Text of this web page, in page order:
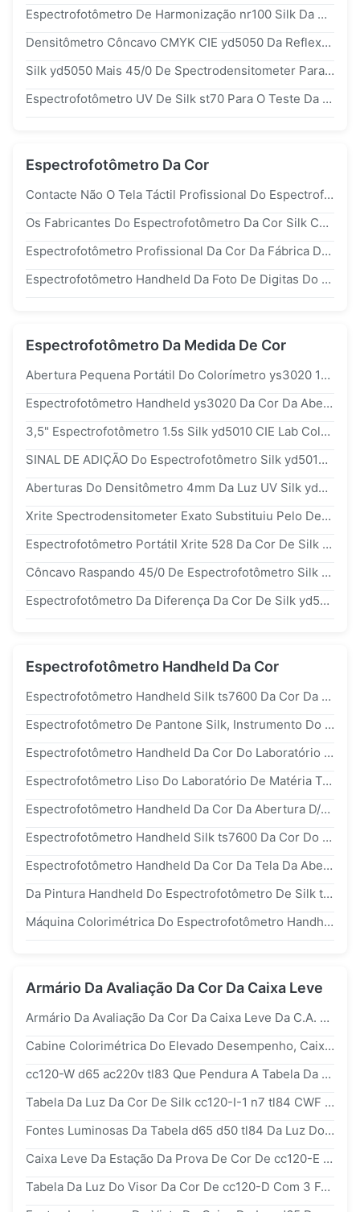
Espectrofotômetro De Harmonização nr100 Silk Da Pintura Da Luz Branca Do Diodo Emissor De Luz Para O Fornecedor Do Distribuidor
Densitômetro Côncavo CMYK CIE yd5050 Da Reflexão Da Cor 700nm Da Raspagem
Silk yd5050 Mais 45/0 De Spectrodensitometer Para A Diferença Da Cor De CIE Lab Delta E E CMYK Similar A Xrite 508 Exatos
Espectrofotômetro UV De Silk st70 Para O Teste Da Cor Do Revestimento De Metal Da Pintura Do Carro
Espectrofotômetro Da Cor
Contacte Não O Tela Táctil Profissional Do Espectrofotômetro Da Cor De Benchtop Para O Alimento
Os Fabricantes Do Espectrofotômetro Da Cor Silk Contactam Não O Equipamento De Medida Da Cor De Benchtop
Espectrofotômetro Profissional Da Cor Da Fábrica Do Espectrofotômetro Do Fornecedor yd5010 Silk
Espectrofotômetro Handheld Da Foto De Digitas Do Espectrofotômetro Profissional Da Cor Da Precisão
Espectrofotômetro Da Medida De Cor
Abertura Pequena Portátil Do Colorímetro ys3020 1*3mm Do Espectrofotômetro Químico Da Medida De Cor
Espectrofotômetro Handheld ys3020 Da Cor Da Abertura Pequena Para Imprimir A Verificação Da Cor Da Etiqueta Do Logotipo
3,5" Espectrofotômetro 1.5s Silk yd5010 CIE Lab Color Meter Da Medida De Cor De TFT
SINAL DE ADIÇÃO Do Espectrofotômetro Silk yd5010 Da Medida De Cor De Cmyk Para A Impressão
Aberturas Do Densitômetro 4mm Da Luz UV Silk yd5010 Cmyk
Xrite Spectrodensitometer Exato Substituiu Pelo Densitômetro Portátil Da Cor Da Abertura De Silk yd5010 2mm
Espectrofotômetro Portátil Xrite 528 Da Cor De Silk yd5010 45/0 CMYK
Côncavo Raspando 45/0 De Espectrofotômetro Silk yd5010 Da Medida De Cor
Espectrofotômetro Da Diferença Da Cor De Silk yd5010 700nm 45/0
Espectrofotômetro Handheld Da Cor
Espectrofotômetro Handheld Silk ts7600 Da Cor Da Abertura De 4mm Para A Pintura Do Reparo Do Corpo De Carro
Espectrofotômetro De Pantone Silk, Instrumento Do Teste Da Cor Do Colorímetro De ts7600 D/8 Com Software
Espectrofotômetro Handheld Da Cor Do Laboratório Silk ts7600 D/8 Do CIE
Espectrofotômetro Liso Do Laboratório De Matéria Têxtil Do Grating Silk ts7600
Espectrofotômetro Handheld Da Cor Da Abertura D/8 De 2°/10° Silk ts7600 4mm
Espectrofotômetro Handheld Silk ts7600 Da Cor Do Teste Da Tela De Pano Com Software De Pantone
Espectrofotômetro Handheld Da Cor Da Tela Da Abertura Silk ts7600 De 8mm
Da Pintura Handheld Do Espectrofotômetro De Silk ts7600 O Instrumento De Harmonização Substitui CM-600d
Máquina Colorimétrica Do Espectrofotômetro Handheld De ts7600 Silk Com Software Da Qualidade Da Cor Do PC
Armário Da Avaliação Da Cor Da Caixa Leve
Armário Da Avaliação Da Cor Da Caixa Leve Da C.A. 110-240v Horizontal Para Surces Claro
Cabine Colorimétrica Do Elevado Desempenho, Caixa Leve De Laboratório De Teste Da Cor
cc120-W d65 ac220v tl83 Que Pendura A Tabela Da Luz Da Cor Da Impressão Da Caixa Leve
Tabela Da Luz Da Cor De Silk cc120-I-1 n7 tl84 CWF Com A Lâmpada d50
Fontes Luminosas Da Tabela d65 d50 tl84 Da Luz Do Visor Da Cor De cc120-F Para A Indústria De Impressão
Caixa Leve Da Estação Da Prova De Cor De cc120-E d65 Com Armários E Gavetas 135X90Cm
Tabela Da Luz Do Visor Da Cor De cc120-D Com 3 Fontes Luminosas Das Gavetas d65 d50 tl84